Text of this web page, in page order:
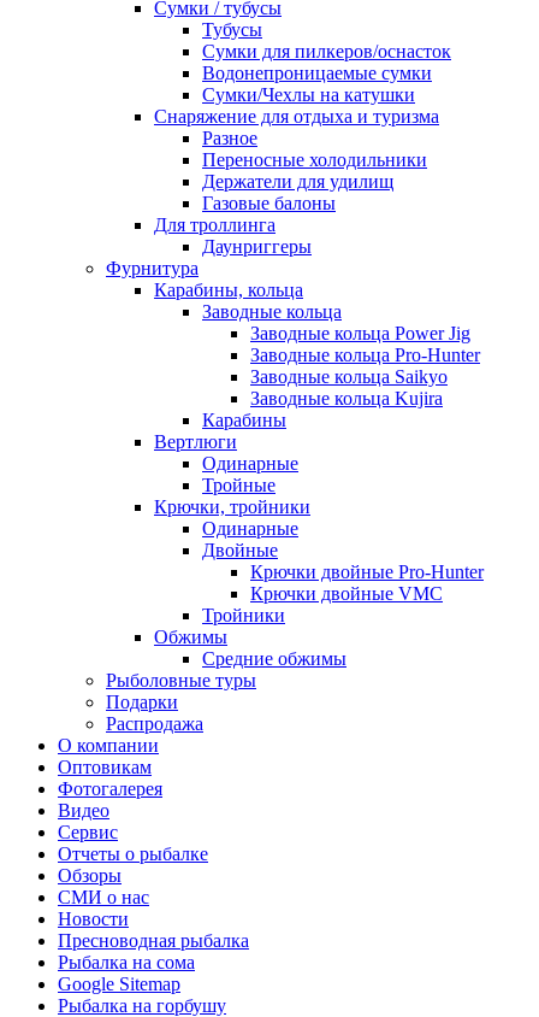
Сумки / тубусы
Тубусы
Сумки для пилкеров/оснасток
Водонепроницаемые сумки
Сумки/Чехлы на катушки
Снаряжение для отдыха и туризма
Разное
Переносные холодильники
Держатели для удилищ
Газовые балоны
Для троллинга
Даунриггеры
Фурнитура
Карабины, кольца
Заводные кольца
Заводные кольца Power Jig
Заводные кольца Pro-Hunter
Заводные кольца Saikyo
Заводные кольца Kujira
Карабины
Вертлюги
Одинарные
Тройные
Крючки, тройники
Одинарные
Двойные
Крючки двойные Pro-Hunter
Крючки двойные VMC
Тройники
Обжимы
Средние обжимы
Рыболовные туры
Подарки
Распродажа
О компании
Оптовикам
Фотогалерея
Видео
Сервис
Отчеты о рыбалке
Обзоры
СМИ о нас
Новости
Пресноводная рыбалка
Рыбалка на сома
Google Sitemap
Рыбалка на горбушу